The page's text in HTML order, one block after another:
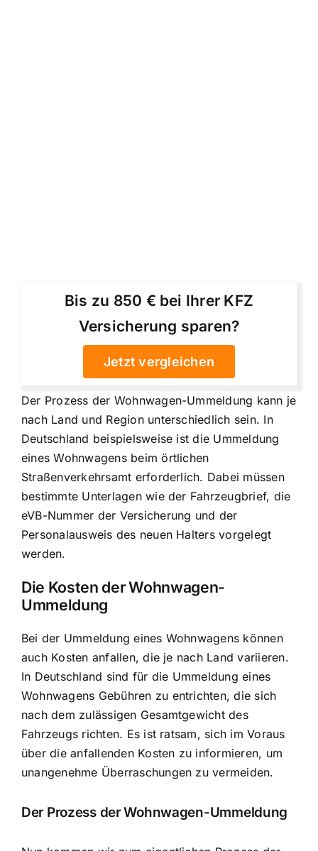
Bis zu 850 € bei Ihrer KFZ
Versicherung sparen?
Jetzt vergleichen
Der Prozess der Wohnwagen-Ummeldung kann je
nach Land und Region unterschiedlich sein. In
Deutschland beispielsweise ist die Ummeldung
eines Wohnwagens beim örtlichen
Straßenverkehrsamt erforderlich. Dabei müssen
bestimmte Unterlagen wie der Fahrzeugbrief, die
eVB-Nummer der Versicherung und der
Personalausweis des neuen Halters vorgelegt
werden.
Die Kosten der Wohnwagen-
Ummeldung
Bei der Ummeldung eines Wohnwagens können
auch Kosten anfallen, die je nach Land variieren.
In Deutschland sind für die Ummeldung eines
Wohnwagens Gebühren zu entrichten, die sich
nach dem zulässigen Gesamtgewicht des
Fahrzeugs richten. Es ist ratsam, sich im Voraus
über die anfallenden Kosten zu informieren, um
unangenehme Überraschungen zu vermeiden.
Der Prozess der Wohnwagen-Ummeldung